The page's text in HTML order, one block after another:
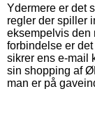
Ydermere er det
regler der spiller
eksempelvis den
forbindelse er
sikrer ens e-mail
sin shopping af
man er på